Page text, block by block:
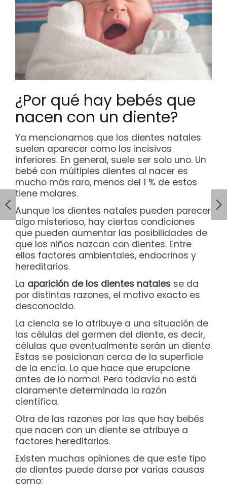
¿Por qué hay bebés que
nacen con un diente?
Ya mencionamos que los dientes natales
suelen aparecer como los incisivos
inferiores. En general, suele ser solo uno. Un
bebé con múltiples dientes al nacer es
mucho más raro, menos del 1 % de estos
tiene molares.
Aunque los dientes natales pueden parecer
algo misterioso, hay ciertas condiciones
que pueden aumentar las posibilidades de
que los niños nazcan con dientes. Entre
ellos factores ambientales, endocrinos y
hereditarios.
La aparición de los dientes natales se da
por distintas razones, el motivo exacto es
desconocido.
La ciencia se lo atribuye a una situación de
las células del germen del diente, es decir,
células que eventualmente serán un diente.
Estas se posicionan cerca de la superficie
de la encía. Lo que hace que erupcione
antes de lo normal. Pero todavía no está
claramente determinada la razón
científica.
Otra de las razones por las que hay bebés
que nacen con un diente se atribuye a
factores hereditarios.
Existen muchas opiniones de que este tipo
de dientes puede darse por varias causas
como: